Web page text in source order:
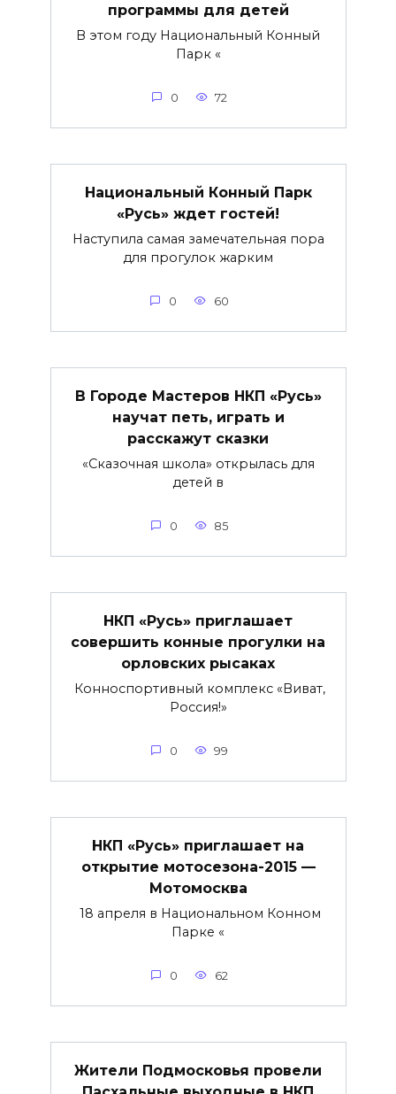
программы для детей
В этом году Национальный Конный
Парк «
0 72
Национальный Конный Парк
«Русь» ждет гостей!
Наступила самая замечательная пора
для прогулок жарким
0 60
В Городе Мастеров НКП «Русь»
научат петь, играть и
расскажут сказки
«Сказочная школа» открылась для
детей в
0 85
НКП «Русь» приглашает
совершить конные прогулки на
орловских рысаках
Конноспортивный комплекс «Виват,
Россия!»
0 99
НКП «Русь» приглашает на
открытие мотосезона-2015 —
Мотомосква
18 апреля в Национальном Конном
Парке «
0 62
Жители Подмосковья провели